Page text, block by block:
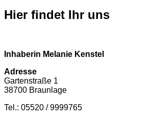
Hier findet Ihr uns
Inhaberin Melanie Kenstel
Adresse
Gartenstraße 1
38700 Braunlage
Tel.: 05520 / 9999765